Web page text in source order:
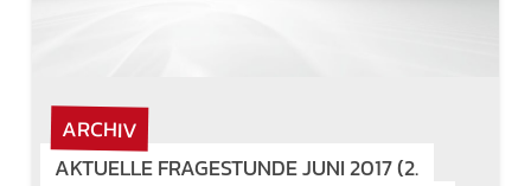
ARCHIV
AKTUELLE FRAGESTUNDE JUNI 2017 (2.